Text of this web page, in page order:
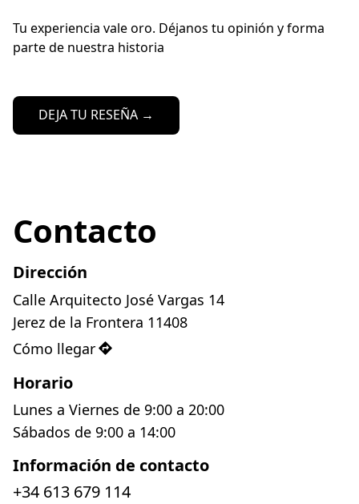
Tu experiencia vale oro. Déjanos tu opinión y forma
parte de nuestra historia
DEJA TU RESEÑA →
Contacto
Dirección
Calle Arquitecto José Vargas 14
Jerez de la Frontera 11408
Cómo llegar
Horario
Lunes a Viernes de 9:00 a 20:00
Sábados de 9:00 a 14:00
Información de contacto
+34 613 679 114